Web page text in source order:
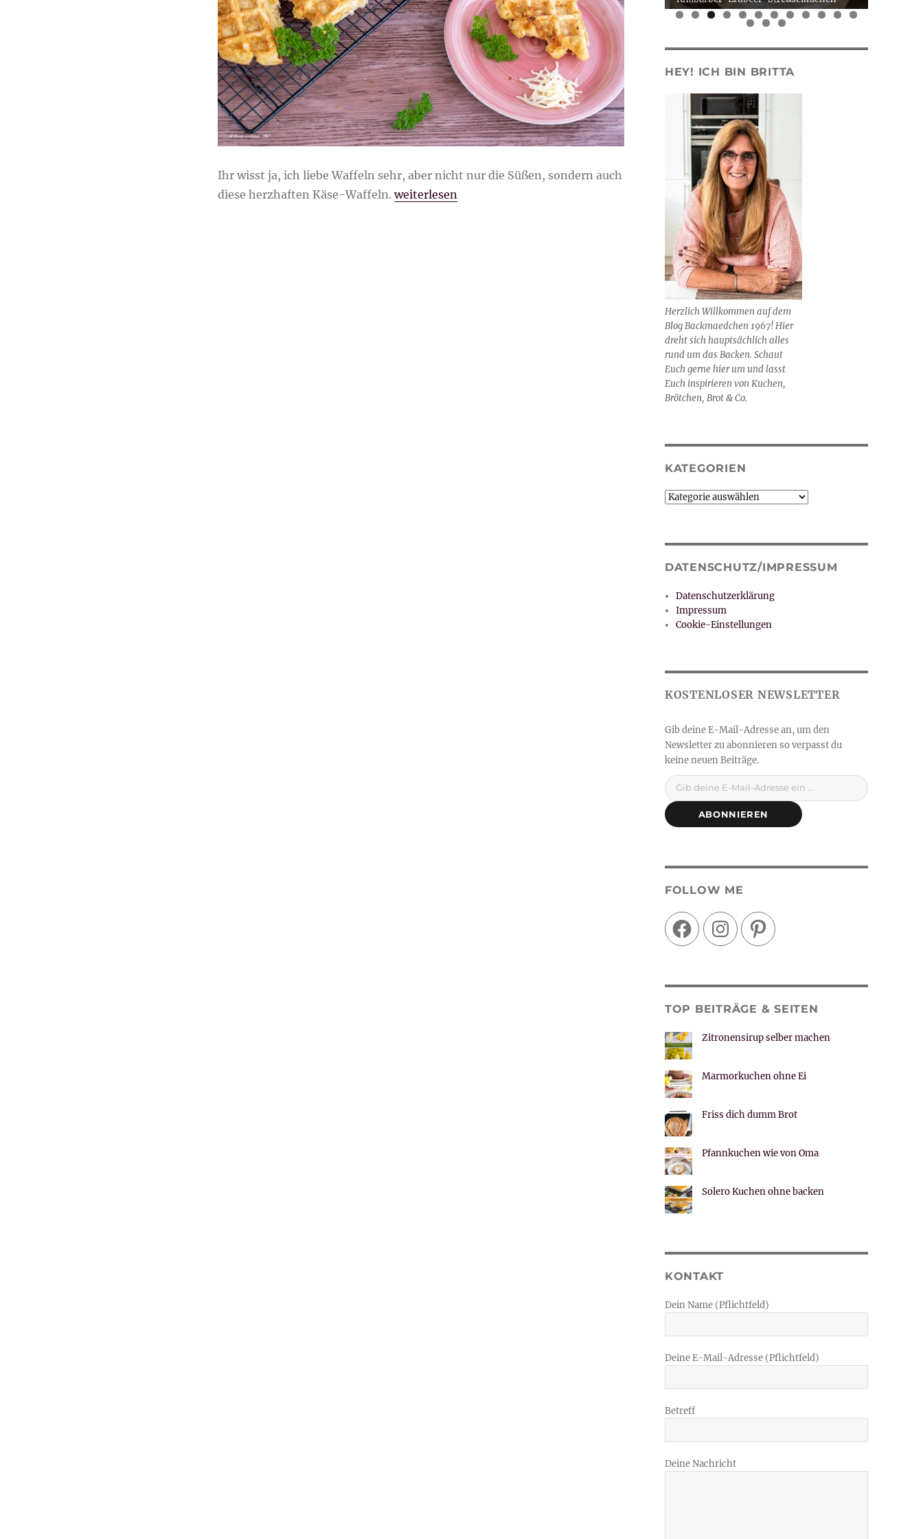
Ihr wisst ja, ich liebe Waffeln sehr, aber nicht nur die Süßen, sondern auch
diese herzhaften Käse-Waffeln.„herzhafte Käse-Waffeln“
weiterlesen
0
1 2
3 4 5
HEY! ICH BIN BRITTA
Herzlich Willkommen auf dem
Blog Backmaedchen 1967! Hier
dreht sich hauptsächlich alles
rund um das Backen. Schaut
Euch gerne hier um und lasst
Euch inspirieren von Kuchen,
Brötchen, Brot & Co.
KATEGORIEN
Kategorien
DATENSCHUTZ/IMPRESSUM
Datenschutzerklärung
Impressum
Cookie-Einstellungen
Gib deine E-Mail-Adresse ein ...
ABONNIEREN
FOLLOW ME
FacebookInstagramPinterest
TOP BEITRÄGE & SEITEN
Zitronensirup selber machen
Marmorkuchen ohne Ei
Friss dich dumm Brot
Pfannkuchen wie von Oma
Solero Kuchen ohne backen
KONTAKT
Dein Name (Pflichtfeld)
Deine E-Mail-Adresse (Pflichtfeld)
Betreff
Deine Nachricht